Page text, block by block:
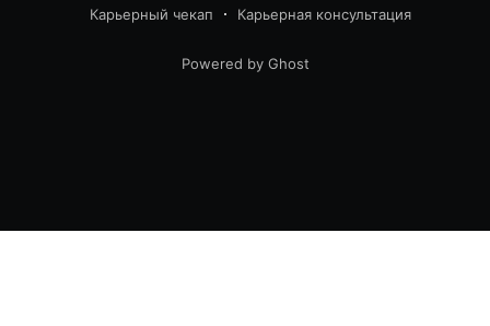
Карьерный чекап Карьерная консультация
Powered by Ghost